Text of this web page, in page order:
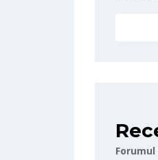
Forumul